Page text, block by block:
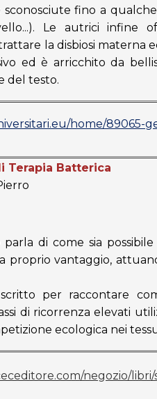
sconosciute fino a
Le autrici infine
la disbiosi materna
ed è arricchito da
del testo.
home/89065-
Terapia Batterica
di come sia
proprio vantaggio,
per raccontare
di ricorrenza elevati
ecologica nei
negozio/